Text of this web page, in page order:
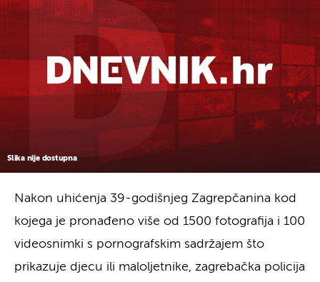
Slika nije dostupna
Nakon uhićenja 39-godišnjeg Zagrepčanina kod
kojega je pronađeno više od 1500 fotografija i 100
videosnimki s pornografskim sadržajem što
prikazuje djecu ili maloljetnike, zagrebačka policija